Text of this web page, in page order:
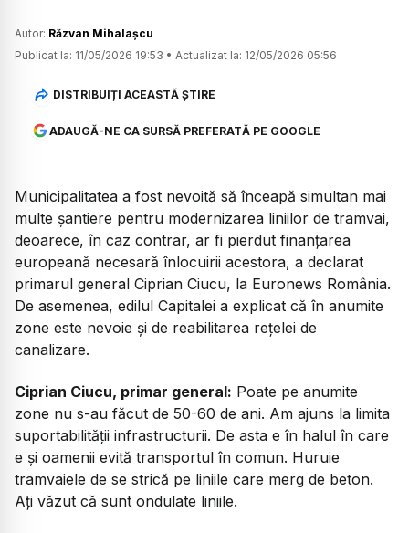
Autor: Răzvan Mihalașcu
Publicat la: 11/05/2026 19:53 • Actualizat la: 12/05/2026 05:56
DISTRIBUIȚI ACEASTĂ ȘTIRE
ADAUGĂ-NE CA SURSĂ PREFERATĂ PE GOOGLE
Municipalitatea a fost nevoită să înceapă simultan mai
multe șantiere pentru modernizarea liniilor de tramvai,
deoarece, în caz contrar, ar fi pierdut finanțarea
europeană necesară înlocuirii acestora, a declarat
primarul general Ciprian Ciucu, la Euronews România.
De asemenea, edilul Capitalei a explicat că în anumite
zone este nevoie și de reabilitarea rețelei de
canalizare.
Ciprian Ciucu, primar general: Poate pe anumite
zone nu s-au făcut de 50-60 de ani. Am ajuns la limita
suportabilității infrastructurii. De asta e în halul în care
e și oamenii evită transportul în comun. Huruie
tramvaiele de se strică pe liniile care merg de beton.
Ați văzut că sunt ondulate liniile.